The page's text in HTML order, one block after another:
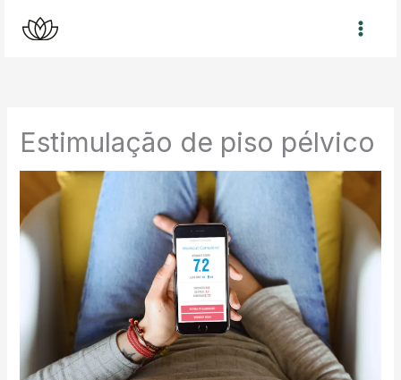
Estimulação de piso pélvico